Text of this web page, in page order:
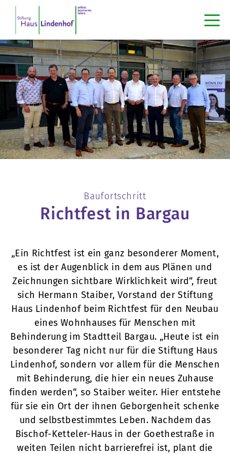
Baufortschritt
Richtfest in Bargau
„Ein Richtfest ist ein ganz besonderer Moment,
es ist der Augenblick in dem aus Plänen und
Zeichnungen sichtbare Wirklichkeit wird“, freut
sich Hermann Staiber, Vorstand der Stiftung
Haus Lindenhof beim Richtfest für den Neubau
eines Wohnhauses für Menschen mit
Behinderung im Stadtteil Bargau. „Heute ist ein
besonderer Tag nicht nur für die Stiftung Haus
Lindenhof, sondern vor allem für die Menschen
mit Behinderung, die hier ein neues Zuhause
finden werden“, so Staiber weiter. Hier entstehe
für sie ein Ort der ihnen Geborgenheit schenke
und selbstbestimmtes Leben. Nachdem das
Bischof-Ketteler-Haus in der Goethestraße in
weiten Teilen nicht barrierefrei ist, plant die